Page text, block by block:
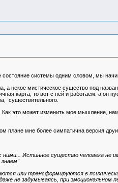
системы одним словом, мы
а некое мистическое существо под
карта, то вот с ней и работаем. а он
существительного.
это может изменить мое мышление,
плане мне более симпатична версия
Истинное существо человека не
знаем"
или трансформируются в
не задумываясь, при эмоциональном